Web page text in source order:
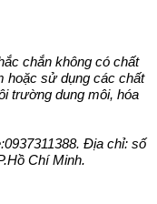
chắn không có chất
hoặc sử dụng các chất
trường dung môi, hóa
Địa chỉ: số
Chí Minh.